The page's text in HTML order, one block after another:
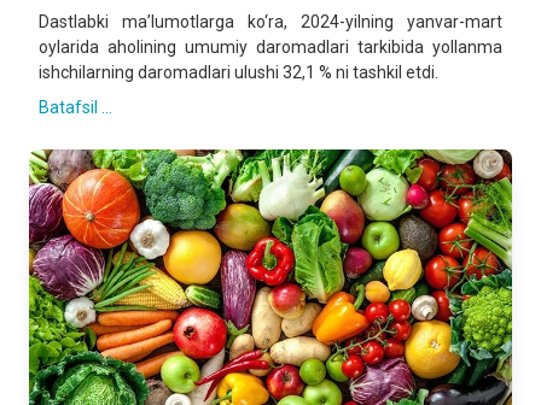
Dastlabki ma’lumotlarga ko‘ra, 2024-yilning yanvar-mart
oylarida aholining umumiy daromadlari tarkibida yollanma
ishchilarning daromadlari ulushi 32,1 % ni tashkil etdi.
Batafsil ...